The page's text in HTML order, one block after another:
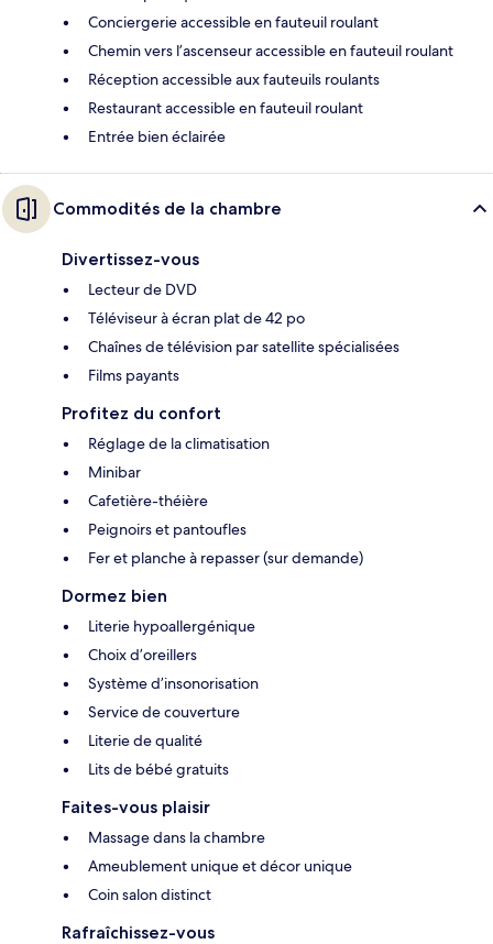
Conciergerie accessible en fauteuil roulant
Chemin vers l’ascenseur accessible en fauteuil roulant
Réception accessible aux fauteuils roulants
Restaurant accessible en fauteuil roulant
Entrée bien éclairée
Commodités de la chambre
Divertissez-vous
Lecteur de DVD
Téléviseur à écran plat de 42 po
Chaînes de télévision par satellite spécialisées
Films payants
Profitez du confort
Réglage de la climatisation
Minibar
Cafetière-théière
Peignoirs et pantoufles
Fer et planche à repasser (sur demande)
Dormez bien
Literie hypoallergénique
Choix d’oreillers
Système d’insonorisation
Service de couverture
Literie de qualité
Lits de bébé gratuits
Faites-vous plaisir
Massage dans la chambre
Ameublement unique et décor unique
Coin salon distinct
Rafraîchissez-vous